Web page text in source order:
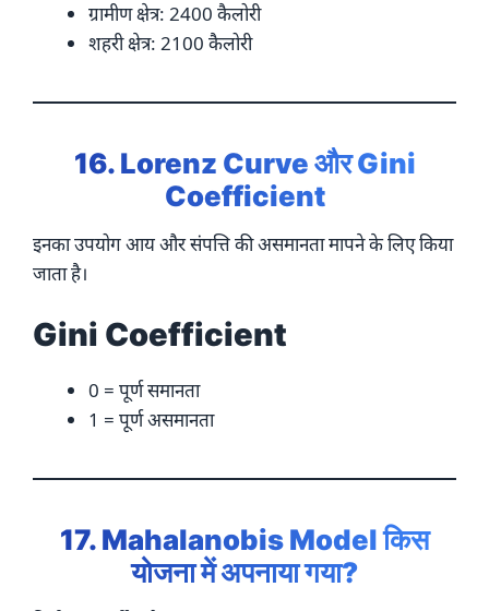
ग्रामीण क्षेत्र: 2400 कैलोरी
शहरी क्षेत्र: 2100 कैलोरी
16. Lorenz Curve और Gini
Coefficient
इनका उपयोग आय और संपत्ति की असमानता मापने के लिए किया
जाता है।
Gini Coefficient
0 = पूर्ण समानता
1 = पूर्ण असमानता
17. Mahalanobis Model किस
योजना में अपनाया गया?